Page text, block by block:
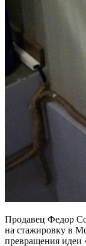
Продавец Федор
на стажировку в
превращения